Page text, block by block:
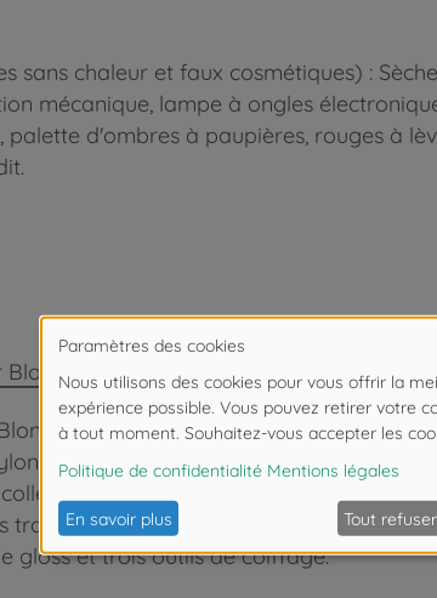
sans chaleur et faux cosmétiques) :
mécanique, lampe à ongles
palette d'ombres à paupières, rouges à
Blonde
les enfants peuvent se plonger
résistants et ultra-souples, il est facile
de 19 accessoires permet de
transparents, deux pinces métalliques
gloss et trois outils de coiffage.